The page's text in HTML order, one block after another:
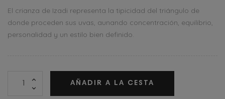
El crianza de Izadi representa la tipicidad del triángulo de
donde proceden sus uvas, aunando concentración, equilibrio,
personalidad y un estilo bien definido.
AÑADIR A LA CESTA